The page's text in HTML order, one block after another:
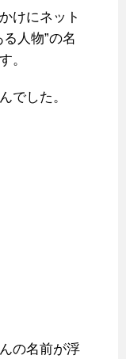
けにネット
人物”の名
。
でした。
の名前が浮